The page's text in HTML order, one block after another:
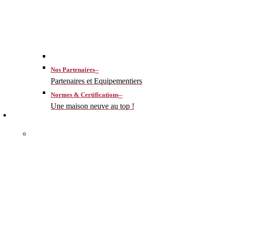
Nos Partenaires–
Partenaires et Equipementiers
Normes & Certifications–
Une maison neuve au top !